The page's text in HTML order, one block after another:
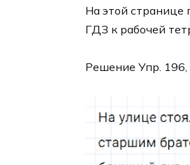
На этой странице
ГДЗ к рабочей
Решение Упр. 196,